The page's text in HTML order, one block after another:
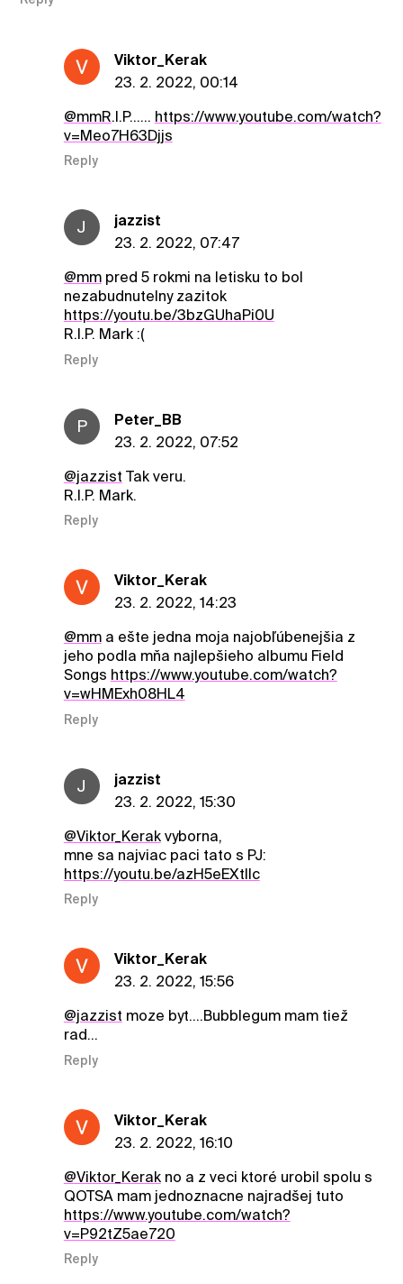
Viktor_Kerak
23. 2. 2022, 00:14
@mmR.I.P...... https://www.youtube.com/watch?
v=Meo7H63Djjs
Reply
J
jazzist
23. 2. 2022, 07:47
@mmpred 5 rokmi na letisku to bol
nezabudnutelny zazitok
https://youtu.be/3bzGUhaPi0U
R.I.P. Mark :(
Reply
P
Peter_BB
23. 2. 2022, 07:52
@jazzist Tak veru.
R.I.P. Mark.
Reply
Viktor_Kerak
23. 2. 2022, 14:23
@mma ešte jedna moja najobľúbenejšia z
jeho podla mňa najlepšieho albumu Field
Songs https://www.youtube.com/watch?
v=wHMExh08HL4
Reply
J
jazzist
23. 2. 2022, 15:30
@Viktor_Kerakvyborna,
mne sa najviac paci tato s PJ:
https://youtu.be/azH5eEXtllc
Reply
Viktor_Kerak
23. 2. 2022, 15:56
@jazzist moze byt....Bubblegum mam tiež
rad...
Reply
Viktor_Kerak
23. 2. 2022, 16:10
@Viktor_Kerakno a z veci ktoré urobil spolu s
QOTSA mam jednoznacne najradšej tuto
https://www.youtube.com/watch?
v=P92tZ5ae720
Reply